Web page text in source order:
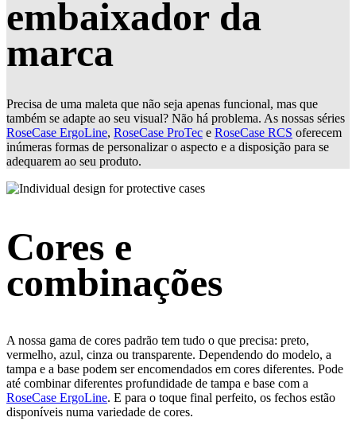
embaixador da
marca
Precisa de uma maleta que não seja apenas funcional, mas que
também se adapte ao seu visual? Não há problema. As nossas séries
RoseCase ErgoLine, RoseCase ProTec e RoseCase RCS oferecem
inúmeras formas de personalizar o aspecto e a disposição para se
adequarem ao seu produto.
Cores e
combinações
A nossa gama de cores padrão tem tudo o que precisa: preto,
vermelho, azul, cinza ou transparente. Dependendo do modelo, a
tampa e a base podem ser encomendados em cores diferentes. Pode
até combinar diferentes profundidade de tampa e base com a
RoseCase ErgoLine. E para o toque final perfeito, os fechos estão
disponíveis numa variedade de cores.